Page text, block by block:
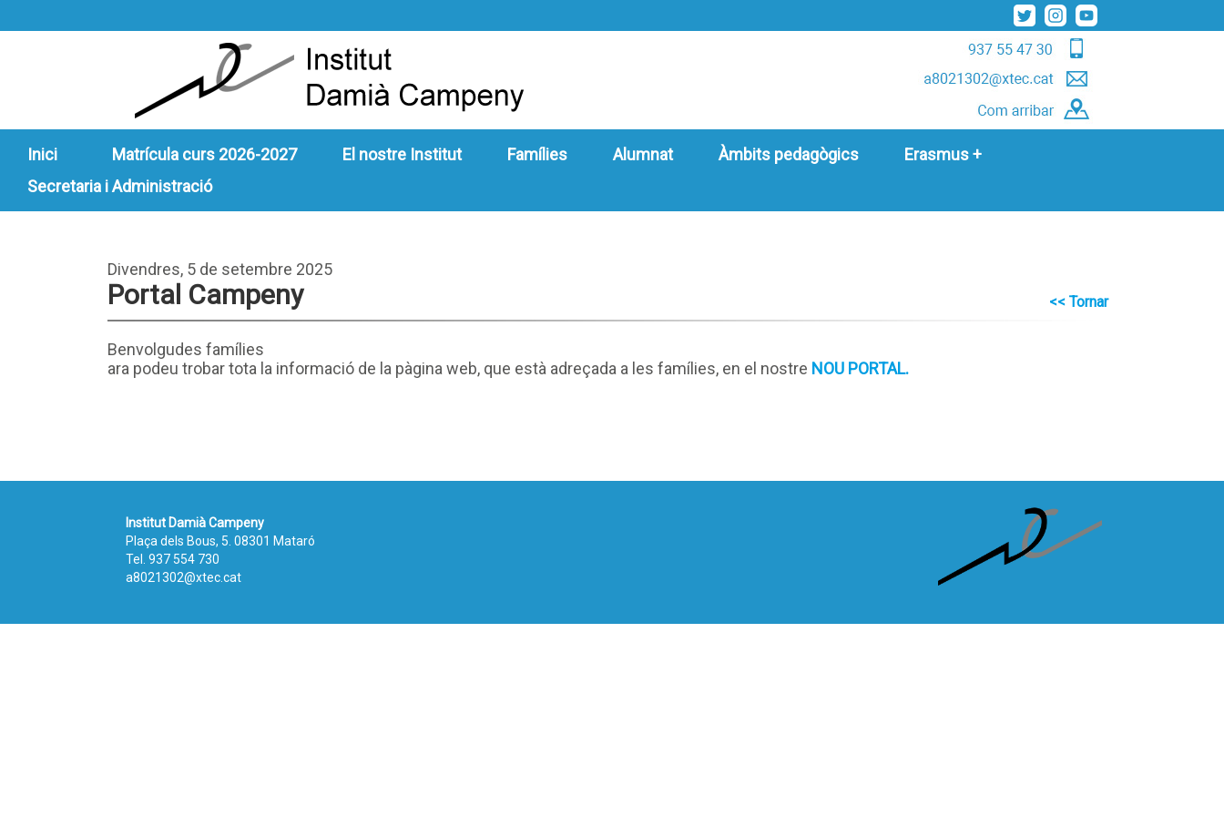
Inici Matrícula curs 2026-2027 El nostre Institut Famílies Alumnat Àmbits pedagògics
Erasmus +
Secretaria i Administració
Divendres, 5 de setembre 2025
Portal Campeny << Tornar
Benvolgudes famílies
ara podeu trobar tota la informació de la pàgina web, que està adreçada a les famílies, en el nostre NOU PORTAL.
Institut Damià Campeny
Plaça dels Bous, 5. 08301 Mataró
Tel. 937 554 730
a8021302@xtec.cat